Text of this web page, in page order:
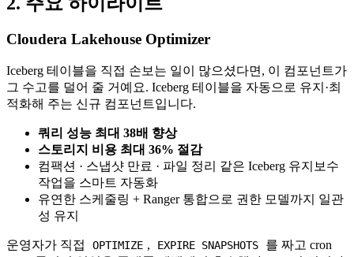
Cloudera Lakehouse Optimizer
Iceberg 테이블을 직접 손보는 일이 많으셨다면, 이 컴포넌트가
그 수고를 덜어 줄 거예요. Iceberg 테이블을 자동으로 유지·최
적화해 주는 신규 컴포넌트입니다.
쿼리 성능 최대 38배 향상
스토리지 비용 최대 36% 절감
컴팩션 · 스냅샷 만료 · 파일 정리 같은 Iceberg 유지보수
작업을 스마트 자동화
유연한 스케줄링 + Ranger 통합으로 권한 모델까지 일관
성 유지
운영자가 직접 OPTIMIZE , EXPIRE SNAPSHOTS
를 짜고 cron